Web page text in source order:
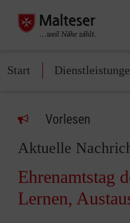
Start
Vorlesen
Aktuelle
Ehrenamtstag
Lernen,